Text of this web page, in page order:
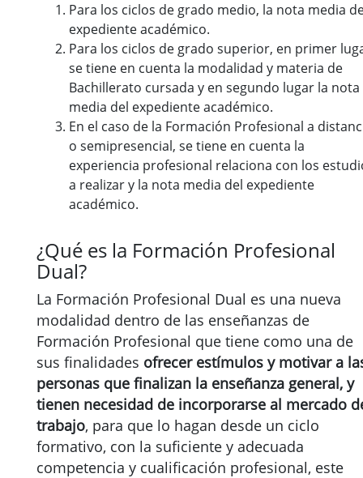
Para los ciclos de grado medio, la nota media
expediente académico.
Para los ciclos de grado superior, en primer
se tiene en cuenta la modalidad y materia de
Bachillerato cursada y en segundo lugar la nota
media del expediente académico.
En el caso de la Formación Profesional a
o semipresencial, se tiene en cuenta la
experiencia profesional relaciona con los
a realizar y la nota media del expediente
académico.
¿Qué es la Formación Profesional
Dual?
La Formación Profesional Dual es una nueva
modalidad dentro de las enseñanzas de
Formación Profesional que tiene como una de
sus finalidades ofrecer estímulos y motivar a
personas que finalizan la enseñanza general, y
tienen necesidad de incorporarse al mercado
trabajo, para que lo hagan desde un ciclo
formativo, con la suficiente y adecuada
competencia y cualificación profesional, este